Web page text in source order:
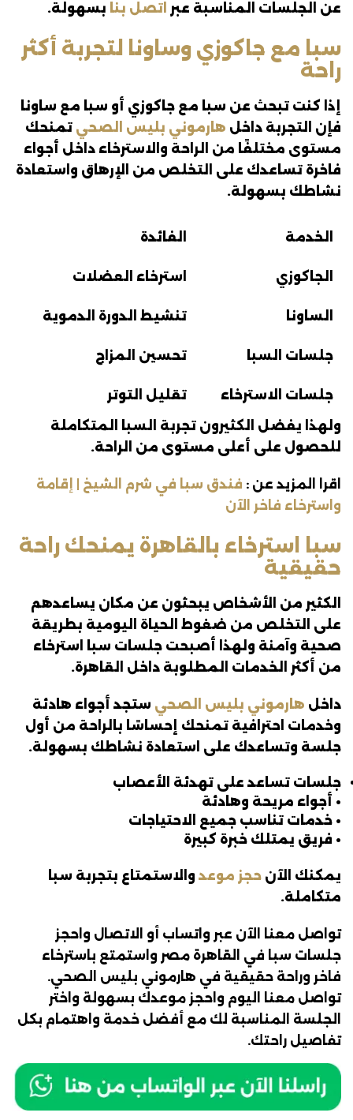
عن الجلسات المناسبة عبر اتصل بنا بسهولة.
سبا مع جاكوزي وساونا لتجربة أكثر
راحة
إذا كنت تبحث عن سبا مع جاكوزي أو سبا مع ساونا
فإن التجربة داخل هارموني بليس الصحي تمنحك
مستوى مختلفًا من الراحة والاسترخاء داخل أجواء
فاخرة تساعدك على التخلص من الإرهاق واستعادة
نشاطك بسهولة.
الخدمة الفائدة
الجاكوزي استرخاء العضلات
الساونا تنشيط الدورة الدموية
جلسات السبا تحسين المزاج
جلسات الاسترخاء تقليل التوتر
ولهذا يفضل الكثيرون تجربة السبا المتكاملة
للحصول على أعلى مستوى من الراحة.
اقرا المزيد عن : فندق سبا في شرم الشيخ | إقامة
واسترخاء فاخر الآن
سبا استرخاء بالقاهرة يمنحك راحة
حقيقية
الكثير من الأشخاص يبحثون عن مكان يساعدهم
على التخلص من ضغوط الحياة اليومية بطريقة
صحية وآمنة ولهذا أصبحت جلسات سبا استرخاء
من أكثر الخدمات المطلوبة داخل القاهرة.
داخل هارموني بليس الصحي ستجد أجواء هادئة
وخدمات احترافية تمنحك إحساسًا بالراحة من أول
جلسة وتساعدك على استعادة نشاطك بسهولة.
جلسات تساعد على تهدئة الأعصاب
• أجواء مريحة وهادئة
• خدمات تناسب جميع الاحتياجات
• فريق يمتلك خبرة كبيرة
يمكنك الآن حجز موعد والاستمتاع بتجربة سبا
متكاملة.
تواصل معنا الآن عبر واتساب أو الاتصال واحجز
جلسات سبا في القاهرة مصر واستمتع باسترخاء
فاخر وراحة حقيقية في هارموني بليس الصحي.
تواصل معنا اليوم واحجز موعدك بسهولة واختر
الجلسة المناسبة لك مع أفضل خدمة واهتمام بكل
تفاصيل راحتك.